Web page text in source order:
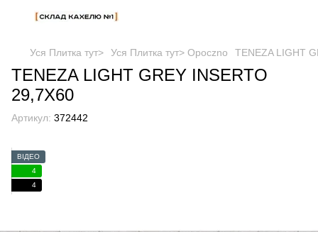
Уся Плитка тут> Уся Плитка тут> Opoczno TENEZA LIGHT
TENEZA LIGHT GREY INSERTO
29,7X60
Артикул: 372442
ВІДЕО
4
4